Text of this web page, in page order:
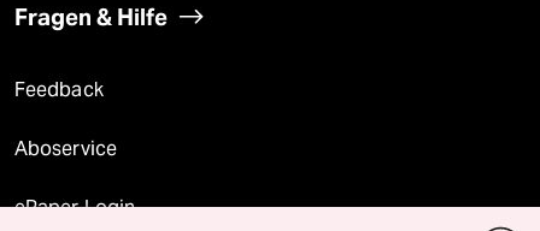
Fragen & Hilfe
Feedback
Aboservice
ePaper Login